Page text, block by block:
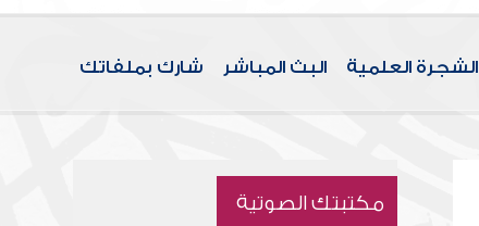
الشجرة العلمية البث المباشر شارك بملفاتك
مكتبتك الصوتية